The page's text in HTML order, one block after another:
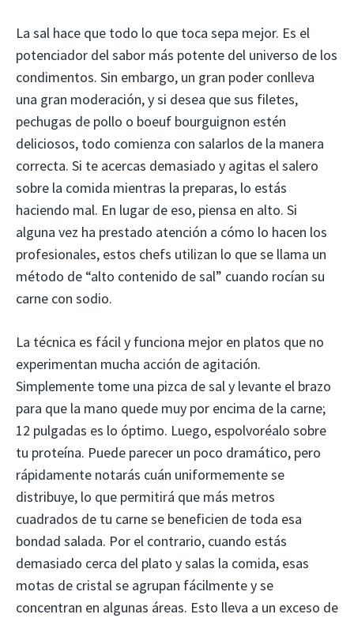
La sal hace que todo lo que toca sepa mejor. Es el
potenciador del sabor más potente del universo de los
condimentos. Sin embargo, un gran poder conlleva
una gran moderación, y si desea que sus filetes,
pechugas de pollo o boeuf bourguignon estén
deliciosos, todo comienza con salarlos de la manera
correcta. Si te acercas demasiado y agitas el salero
sobre la comida mientras la preparas, lo estás
haciendo mal. En lugar de eso, piensa en alto. Si
alguna vez ha prestado atención a cómo lo hacen los
profesionales, estos chefs utilizan lo que se llama un
método de “alto contenido de sal” cuando rocían su
carne con sodio.
La técnica es fácil y funciona mejor en platos que no
experimentan mucha acción de agitación.
Simplemente tome una pizca de sal y levante el brazo
para que la mano quede muy por encima de la carne;
12 pulgadas es lo óptimo. Luego, espolvoréalo sobre
tu proteína. Puede parecer un poco dramático, pero
rápidamente notarás cuán uniformemente se
distribuye, lo que permitirá que más metros
cuadrados de tu carne se beneficien de toda esa
bondad salada. Por el contrario, cuando estás
demasiado cerca del plato y salas la comida, esas
motas de cristal se agrupan fácilmente y se
concentran en algunas áreas. Esto lleva a un exceso de